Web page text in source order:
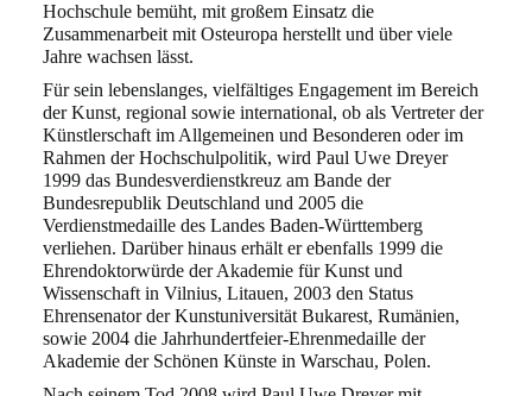
Hochschule bemüht, mit großem Einsatz die
Zusammenarbeit mit Osteuropa herstellt und über viele
Jahre wachsen lässt.
Für sein lebenslanges, vielfältiges Engagement im Bereich
der Kunst, regional sowie international, ob als Vertreter der
Künstlerschaft im Allgemeinen und Besonderen oder im
Rahmen der Hochschulpolitik, wird Paul Uwe Dreyer
1999 das Bundesverdienstkreuz am Bande der
Bundesrepublik Deutschland und 2005 die
Verdienstmedaille des Landes Baden-Württemberg
verliehen. Darüber hinaus erhält er ebenfalls 1999 die
Ehrendoktorwürde der Akademie für Kunst und
Wissenschaft in Vilnius, Litauen, 2003 den Status
Ehrensenator der Kunstuniversität Bukarest, Rumänien,
sowie 2004 die Jahrhundertfeier-Ehrenmedaille der
Akademie der Schönen Künste in Warschau, Polen.